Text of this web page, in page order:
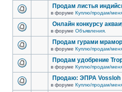
Продам листья
в форуме Куплю/продам/
Онлайн конкурсу
в форуме Объявления.
Продам гурами
в форуме Куплю/продам/
Продам удобрение
в форуме Куплю/продам/
Продаю: ЭПРА Vossloh
в форуме Куплю/продам/